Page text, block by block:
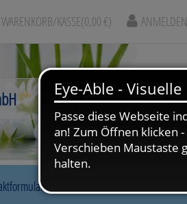
WARENKORB/KASSE(0,00 €) ANMELDEN